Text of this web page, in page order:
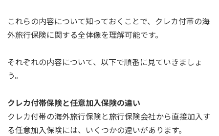
これらの内容について知っておくことで、クレカ付帯の海
外旅行保険に関する全体像を理解可能です。
それぞれの内容について、以下で順番に見ていきましょ
う。
クレカ付帯保険と任意加入保険の違い
クレカ付帯の海外旅行保険と旅行保険会社から直接加入す
る任意加入保険には、いくつかの違いがあります。